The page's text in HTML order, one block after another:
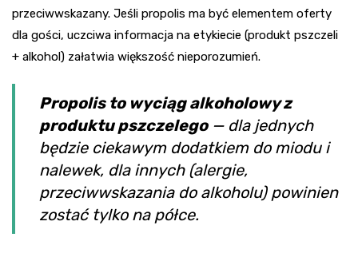
przeciwwskazany. Jeśli propolis ma być elementem oferty
dla gości, uczciwa informacja na etykiecie (produkt pszczeli
+ alkohol) załatwia większość nieporozumień.
Propolis to wyciąg alkoholowy z
produktu pszczelego— dla jednych
będzie ciekawym dodatkiem do miodu i
nalewek, dla innych (alergie,
przeciwwskazania do alkoholu) powinien
zostać tylko na półce.